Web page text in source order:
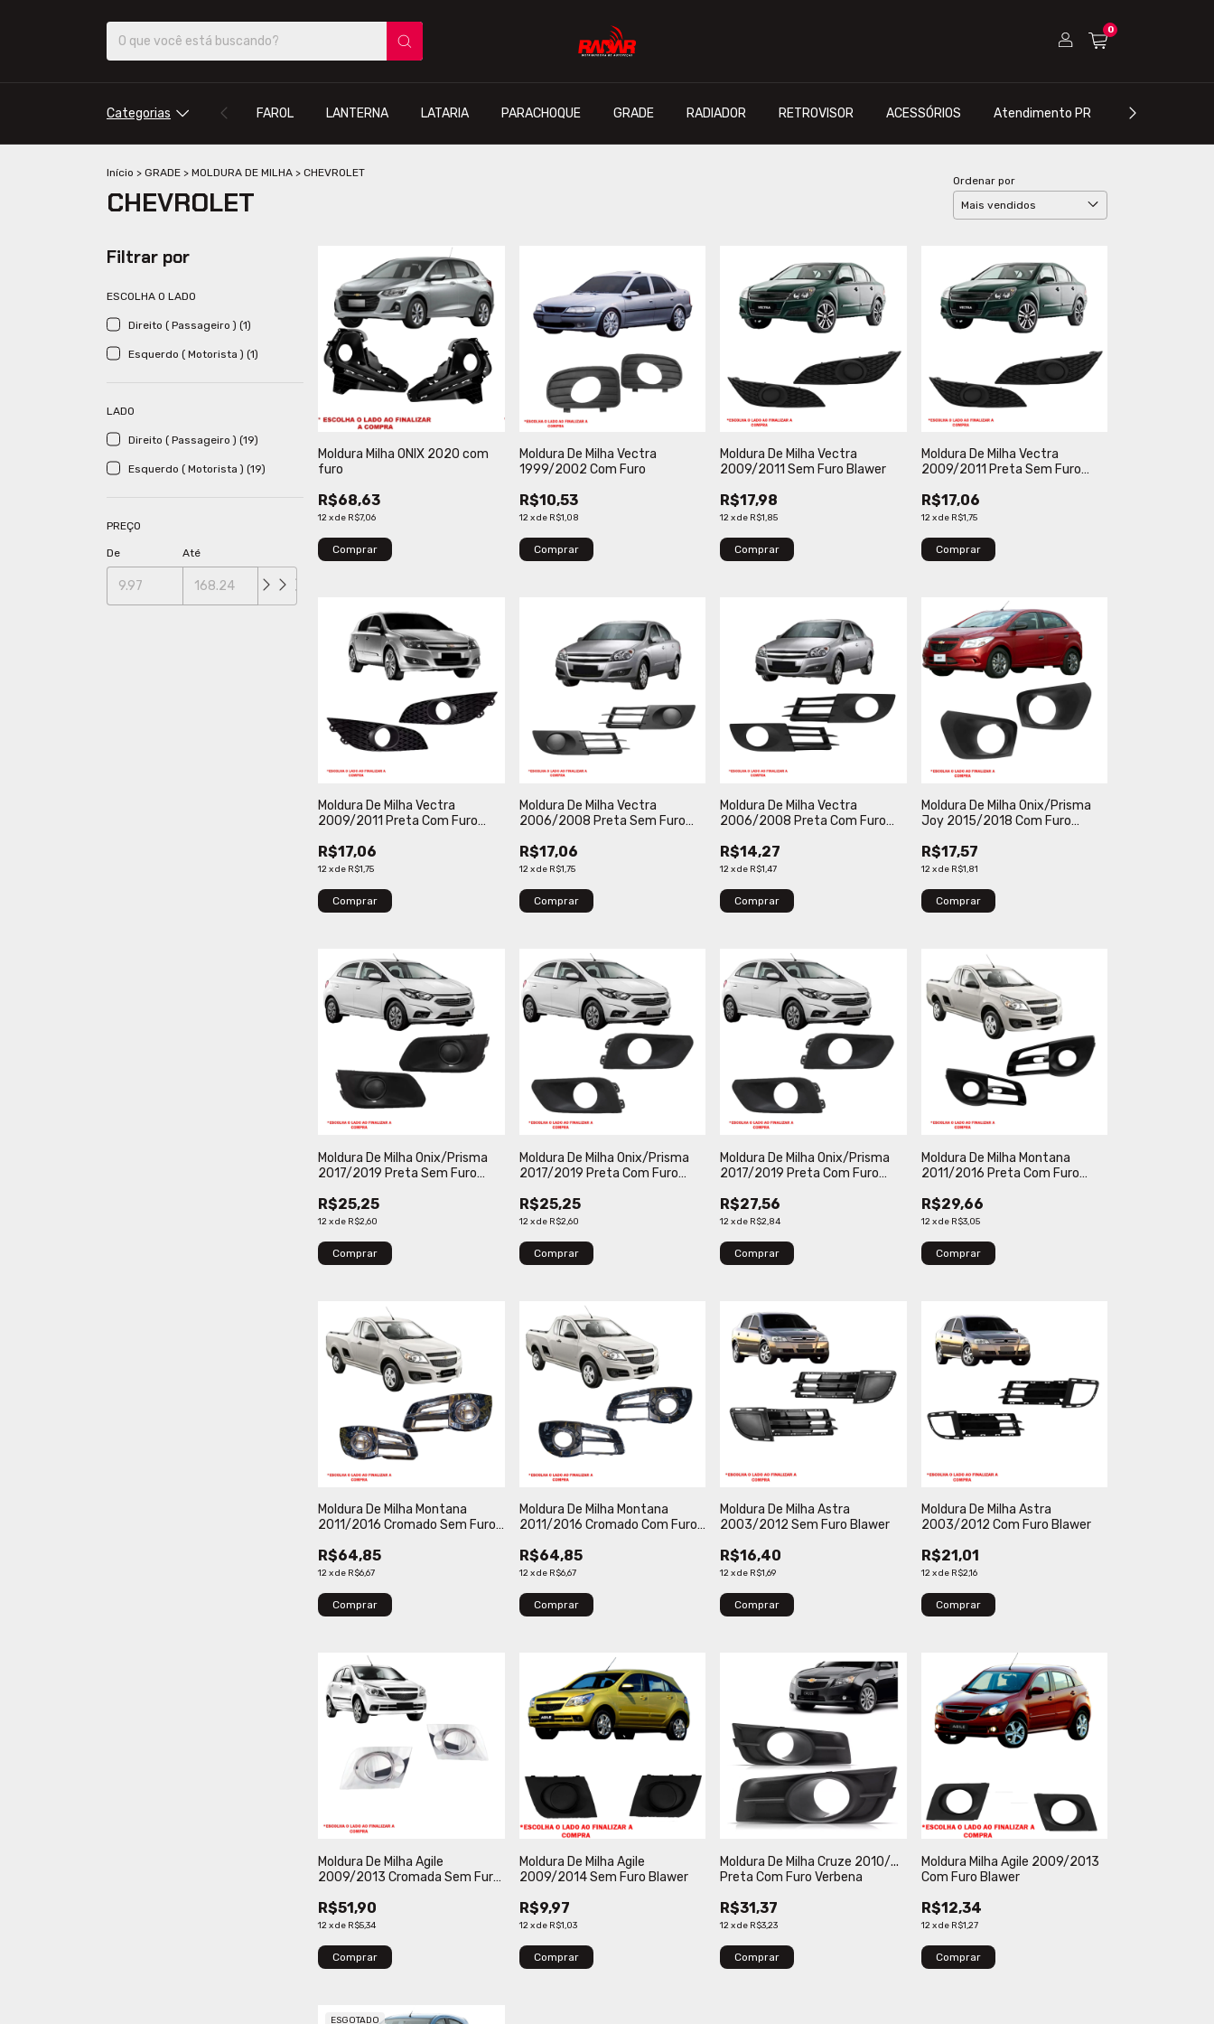
0
Categorias FAROL LANTERNA LATARIA PARACHOQUE GRADE RADIADOR RETROVISOR ACESSÓRIOS Atendimento PR Atendimento
Início > GRADE > MOLDURA DE MILHA > CHEVROLET
CHEVROLET
Ordenar por
Filtrar por
ESCOLHA O LADO
Direito ( Passageiro ) (1)
Esquerdo ( Motorista ) (1)
LADO
Direito ( Passageiro ) (19)
Esquerdo ( Motorista ) (19)
PREÇO
De Até
Moldura Milha ONIX 2020 com
furo
R$68,63
12xde R$7,06
Comprar
Moldura De Milha Vectra
1999/2002 Com Furo
R$10,53
12xde R$1,08
Comprar
Moldura De Milha Vectra
2009/2011 Sem Furo Blawer
R$17,98
12xde R$1,85
Comprar
Moldura De Milha Vectra
2009/2011 Preta Sem Furo
R$17,06
12 xde R$1,75
Comprar
Moldura De Milha Vectra
2009/2011 Preta Com Furo
R$17,06
12xde R$1,75
Comprar
Moldura De Milha Vectra
2006/2008 Preta Sem Furo
R$17,06
12xde R$1,75
Comprar
Moldura De Milha Vectra
2006/2008 Preta Com Furo
R$14,27
12xde R$1,47
Comprar
Moldura De Milha Onix/Prisma
Joy 2015/2018 Com Furo
R$17,57
12 xde R$1,81
Comprar
Moldura De Milha Onix/Prisma
2017/2019 Preta Sem Furo
R$25,25
12xde R$2,60
Comprar
Moldura De Milha Onix/Prisma
2017/2019 Preta Com Furo
R$25,25
12xde R$2,60
Comprar
Moldura De Milha Onix/Prisma
2017/2019 Preta Com Furo
R$27,56
12xde R$2,84
Comprar
Moldura De Milha Montana
2011/2016 Preta Com Furo
R$29,66
12 xde R$3,05
Comprar
Moldura De Milha Montana
2011/2016 Cromado Sem Furo
R$64,85
12xde R$6,67
Comprar
Moldura De Milha Montana
2011/2016 Cromado Com Furo
R$64,85
12xde R$6,67
Comprar
Moldura De Milha Astra
2003/2012 Sem Furo Blawer
R$16,40
12xde R$1,69
Comprar
Moldura De Milha Astra
2003/2012 Com Furo Blawer
R$21,01
12 xde R$2,16
Comprar
Moldura De Milha Agile
2009/2013 Cromada Sem Furo
R$51,90
12xde R$5,34
Comprar
Moldura De Milha Agile
2009/2014 Sem Furo Blawer
R$9,97
12xde R$1,03
Comprar
Moldura De Milha Cruze 2010/...
Preta Com Furo Verbena
R$31,37
12xde R$3,23
Comprar
Moldura Milha Agile 2009/2013
Com Furo Blawer
R$12,34
12 xde R$1,27
Comprar
ESGOTADO